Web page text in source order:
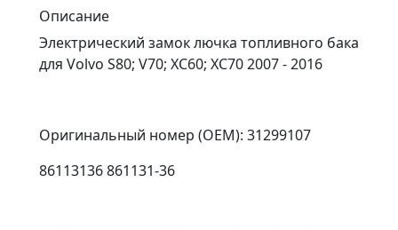
Описание
Электрический замок лючка топливного бака
для Volvo S80; V70; XC60; XC70 2007 - 2016
Оригинальный номер (OEM): 31299107
86113136 861131-36